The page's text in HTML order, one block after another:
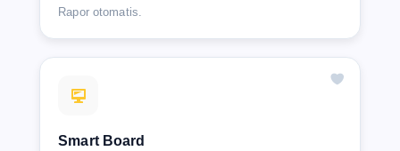
Rapor otomatis.
Smart Board